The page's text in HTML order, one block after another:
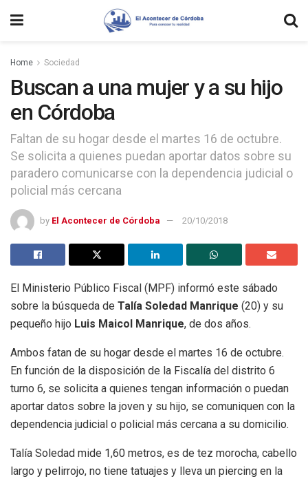
Home Sociedad
Buscan a una mujer y a su hijo
en Córdoba
Faltan de su hogar desde el martes 16 de octubre.
Se solicita a quienes puedan aportar datos sobre su
paradero comunicarse con la dependencia judicial o
policial más cercana
by El Acontecer de Córdoba 20/10/2018
El Ministerio Público Fiscal (MPF) informó este sábado
sobre la búsqueda de Talía Soledad Manrique (20) y su
pequeño hijo Luis Maicol Manrique, de dos años.
Ambos fatan de su hogar desde el martes 16 de octubre.
En función de la disposición de la Fiscalía del distrito 6
turno 6, se solicita a quienes tengan información o puedan
aportar datos sobre la joven y su hijo, se comuniquen con la
dependencia judicial o policial más cercana a su domicilio.
Talía Soledad mide 1,60 metros, es de tez morocha, cabello
largo y pelirrojo, no tiene tatuajes y lleva un piercing en la